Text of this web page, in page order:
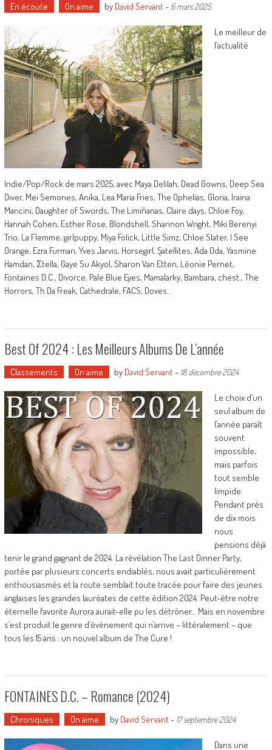
En écoute On aime by David Servant- 6 mars 2025
Le meilleur de
l’actualité
Indie/Pop/Rock de mars 2025, avec Maya Delilah, Dead Gowns, Deep Sea
Diver, Mei Semones, Anika, Lea Maria Fries, The Ophelias, Gloria, Iraina
Mancini, Daughter of Swords, The Limiñanas, Claire days, Chloe Foy,
Hannah Cohen, Esther Rose, Blondshell, Shannon Wright, Miki Berenyi
Trio, La Flemme, girlpuppy, Miya Folick, Little Simz, Chloe Slater, I See
Orange, Ezra Furman, Yves Jarvis, Horsegirl, Şatellites, Ada Oda, Yasmine
Hamdan, Σtella, Gaye Su Akyol, Sharon Van Etten, Léonie Pernet,
Fontaines D.C., Divorce, Pale Blue Eyes, Mamalarky, Bambara, chest., The
Horrors, Th Da Freak, Cathedrale, FACS, Doves…
Best Of 2024 : Les Meilleurs Albums De L’année
Classements On aime by David Servant- 18 décembre 2024
Le choix d’un
seul album de
l’année paraît
souvent
impossible,
mais parfois
tout semble
limpide.
Pendant près
de dix mois
nous
pensions déjà
tenir le grand gagnant de 2024. La révélation The Last Dinner Party,
portée par plusieurs concerts endiablés, nous avait particulièrement
enthousiasmés et la route semblait toute tracée pour faire des jeunes
anglaises les grandes lauréates de cette édition 2024. Peut-être notre
éternelle favorite Aurora aurait-elle pu les détrôner… Mais en novembre
s’est produit le genre d’événement qui n’arrive – littéralement – que
tous les 15 ans : un nouvel album de The Cure !
FONTAINES D.C. – Romance (2024)
Chroniques On aime by David Servant- 17 septembre 2024
Dans une